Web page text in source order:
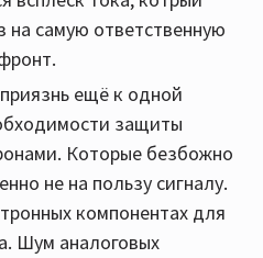
на самую ответственную
ещё к одной
защиты
Которые безбожно
не на пользу сигналу.
компонентах для
Шум аналоговых